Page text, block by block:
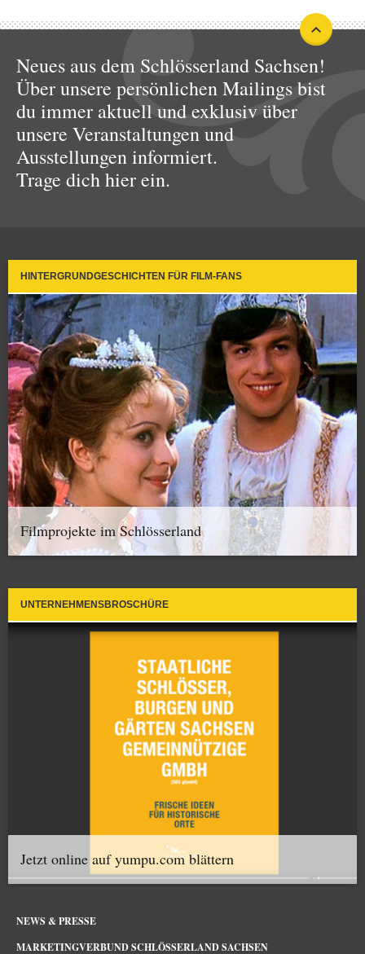
Neues aus dem Schlösserland Sachsen!
Über unsere persönlichen Mailings bist
du immer aktuell und exklusiv über
unsere Veranstaltungen und
Ausstellungen informiert.
Trage dich hier ein.
HINTERGRUNDGESCHICHTEN FÜR FILM-FANS
Filmprojekte im Schlösserland
UNTERNEHMENSBROSCHÜRE
Jetzt online auf yumpu.com blättern
NEWS & PRESSE
MARKETINGVERBUND SCHLÖSSERLAND SACHSEN